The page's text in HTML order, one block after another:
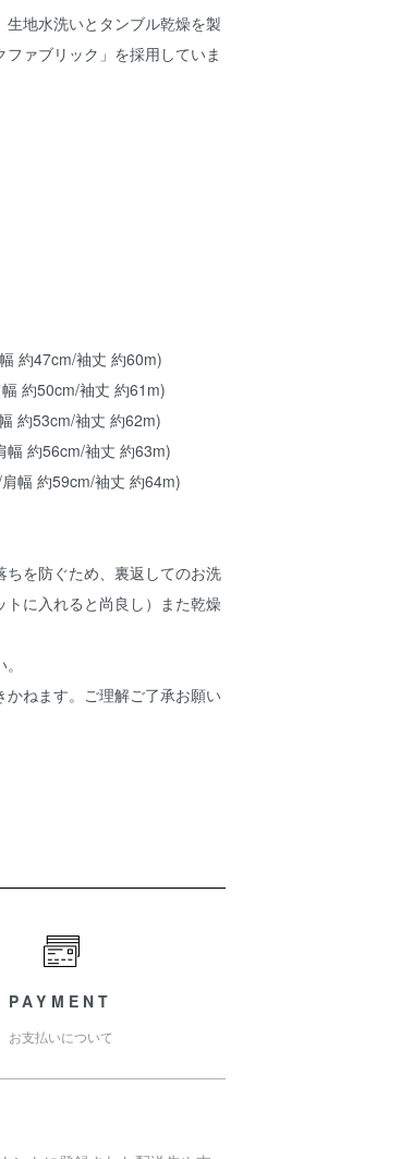
地水洗いとタンブル乾燥を製
ァブリック」を採用していま
約47cm/袖丈 約60m)
約50cm/袖丈 約61m)
約53cm/袖丈 約62m)
幅 約56cm/袖丈 約63m)
幅 約59cm/袖丈 約64m)
を防ぐため、裏返してのお洗
に入れると尚良し）また乾燥
ねます。ご理解ご了承お願い
PAYMENT
お支払いについて